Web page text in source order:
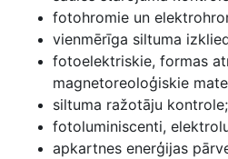
fotohromie un
vienmērīga siltuma
fotoelektriskie, formas
magnetoreoloģiskie
siltuma ražotāju kontrole;
fotoluminiscenti,
apkartnes enerģijas